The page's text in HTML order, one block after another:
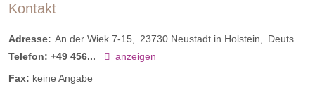
Kontakt
Adresse: An der Wiek 7-15 23730 Neustadt in Holstein
Deutschland
Telefon: +49 456...
anzeigen
Fax: keine Angabe